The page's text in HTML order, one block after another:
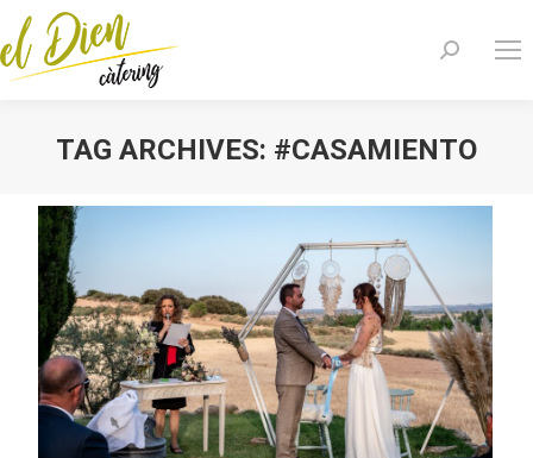
Search:
TAG ARCHIVES: #CASAMIENTO